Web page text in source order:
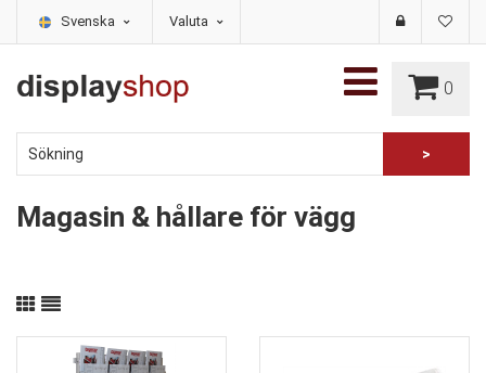
Svenska Valuta
0
Magasin & hållare för vägg